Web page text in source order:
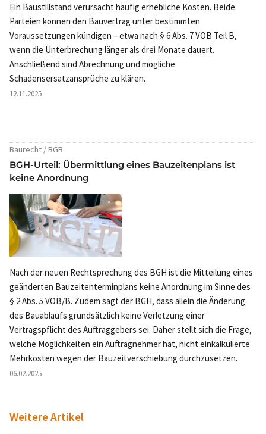
Ein Baustillstand verursacht häufig erhebliche Kosten. Beide
Parteien können den Bauvertrag unter bestimmten
Voraussetzungen kündigen – etwa nach § 6 Abs. 7 VOB Teil B,
wenn die Unterbrechung länger als drei Monate dauert.
Anschließend sind Abrechnung und mögliche
Schadensersatzansprüche zu klären.
12.11.2025
Baurecht / BGB
BGH-Urteil: Übermittlung eines Bauzeitenplans ist
keine Anordnung
Nach der neuen Rechtsprechung des BGH ist die Mitteilung eines
geänderten Bauzeitenterminplans keine Anordnung im Sinne des
§ 2 Abs. 5 VOB/B. Zudem sagt der BGH, dass allein die Änderung
des Bauablaufs grundsätzlich keine Verletzung einer
Vertragspflicht des Auftraggebers sei. Daher stellt sich die Frage,
welche Möglichkeiten ein Auftragnehmer hat, nicht einkalkulierte
Mehrkosten wegen der Bauzeitverschiebung durchzusetzen.
06.02.2025
Weitere Artikel